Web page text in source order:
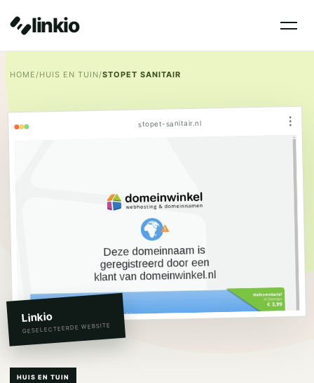
linkio
HOME/HUIS EN TUIN/STOPET SANITAIR
stopet-sanitair.nl ⋮
Linkio
GESELECTEERDE WEBSITE
HUIS EN TUIN